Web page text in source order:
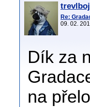
trevlboj
Re:
09. 02.
Dík za
na